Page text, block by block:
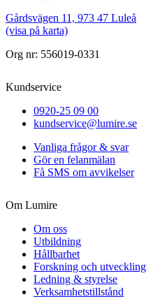
Gårdsvägen 11, 973 47 Luleå
(visa på karta)
Org nr: 556019-0331
Kundservice
0920-25 09 00
kundservice@lumire.se
Vanliga frågor & svar
Gör en felanmälan
Få SMS om avvikelser
Om Lumire
Om oss
Utbildning
Hållbarhet
Forskning och utveckling
Ledning & styrelse
Verksamhetstillstånd